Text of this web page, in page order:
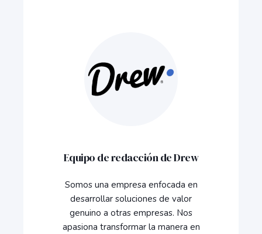
Equipo de redacción de Drew
Somos una empresa enfocada en
desarrollar soluciones de valor
genuino a otras empresas. Nos
apasiona transformar la manera en